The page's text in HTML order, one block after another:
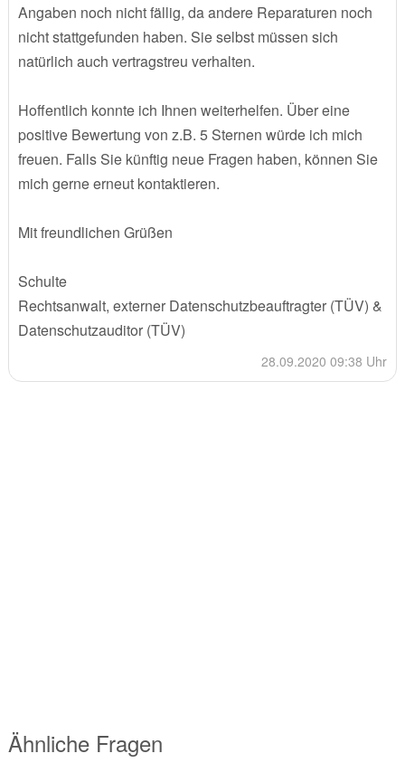
Angaben noch nicht fällig, da andere Reparaturen noch
nicht stattgefunden haben. Sie selbst müssen sich
natürlich auch vertragstreu verhalten.
Hoffentlich konnte ich Ihnen weiterhelfen. Über eine
positive Bewertung von z.B. 5 Sternen würde ich mich
freuen. Falls Sie künftig neue Fragen haben, können Sie
mich gerne erneut kontaktieren.
Mit freundlichen Grüßen
Schulte
Rechtsanwalt, externer Datenschutzbeauftragter (TÜV) &
Datenschutzauditor (TÜV)
28.09.2020 09:38 Uhr
Ähnliche Fragen